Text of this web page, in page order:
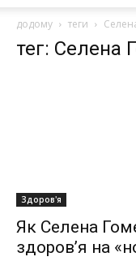
додому теги
тег: Селена
Здоров'я
Як Селена
здоров’я на